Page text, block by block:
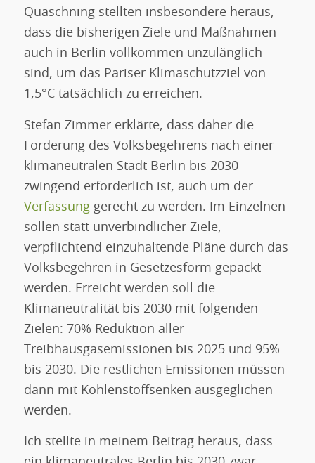
Quaschning stellten insbesondere heraus,
dass die bisherigen Ziele und Maßnahmen
auch in Berlin vollkommen unzulänglich
sind, um das Pariser Klimaschutzziel von
1,5°C tatsächlich zu erreichen.
Stefan Zimmer erklärte, dass daher die
Forderung des Volksbegehrens nach einer
klimaneutralen Stadt Berlin bis 2030
zwingend erforderlich ist, auch um der
Verfassunggerecht zu werden. Im Einzelnen
sollen statt unverbindlicher Ziele,
verpflichtend einzuhaltende Pläne durch das
Volksbegehren in Gesetzesform gepackt
werden. Erreicht werden soll die
Klimaneutralität bis 2030 mit folgenden
Zielen: 70% Reduktion aller
Treibhausgasemissionen bis 2025 und 95%
bis 2030. Die restlichen Emissionen müssen
dann mit Kohlenstoffsenken ausgeglichen
werden.
Ich stellte in meinem Beitrag heraus, dass